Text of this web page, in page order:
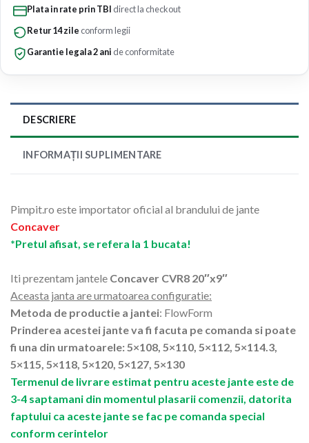
Plata in rate prin TBI direct la checkout
Retur 14 zile conform legii
Garantie legala 2 ani de conformitate
DESCRIERE
INFORMAȚII SUPLIMENTARE
Pimpit.ro este importator oficial al brandului de jante
Concaver
*Pretul afisat, se refera la 1 bucata!
Iti prezentam jantele Concaver CVR8 20″x9″
Aceasta janta are urmatoarea configuratie:
Metoda de productie a jantei: FlowForm
Prinderea acestei jante va fi facuta pe comanda si poate
fi una din urmatoarele: 5×108, 5×110, 5×112, 5×114.3,
5×115, 5×118, 5×120, 5×127, 5×130
Termenul de livrare estimat pentru aceste jante este de
3-4 saptamani din momentul plasarii comenzii, datorita
faptului ca aceste jante se fac pe comanda special
conform cerintelor